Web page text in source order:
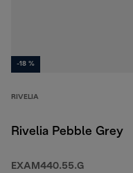
-18 %
RIVELIA
Rivelia Pebble Grey
EXAM440.55.G